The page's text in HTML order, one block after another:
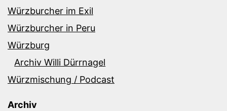
Würzburcher im Exil
Würzburcher in Peru
Würzburg
Archiv Willi Dürrnagel
Würzmischung / Podcast
Archiv